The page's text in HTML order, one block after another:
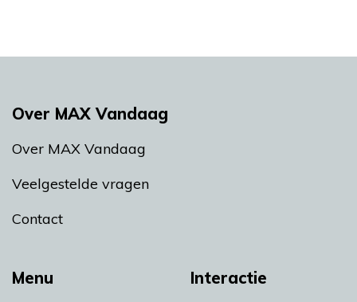
Menu Interactie
Over MAX Vandaag
Over MAX Vandaag
Veelgestelde vragen
Contact